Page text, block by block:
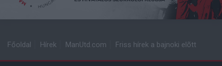
Főoldal Hírek ManUtd.com Friss hírek a bajnoki elõtt